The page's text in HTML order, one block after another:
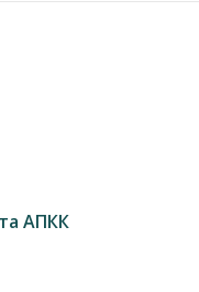
АПКК